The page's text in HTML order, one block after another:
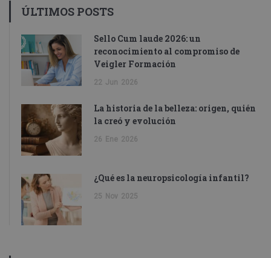
ÚLTIMOS POSTS
Sello Cum laude 2026: un
reconocimiento al compromiso de
Veigler Formación
22 Jun 2026
La historia de la belleza: origen, quién
la creó y evolución
26 Ene 2026
¿Qué es la neuropsicología infantil?
25 Nov 2025